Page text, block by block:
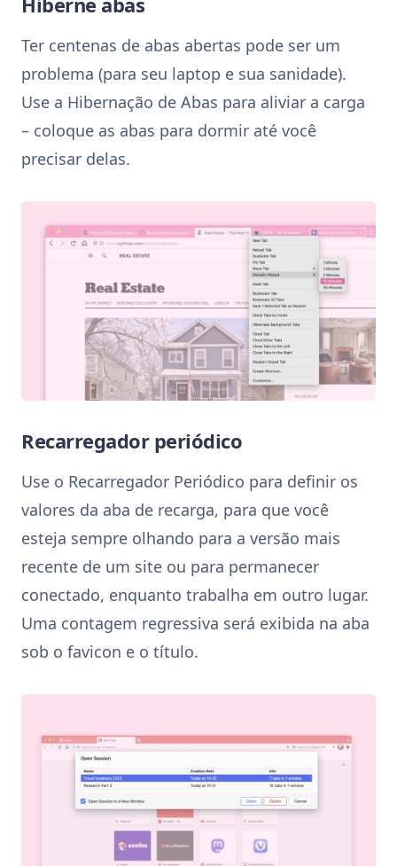
Ter centenas de abas abertas pode ser um
problema (para seu laptop e sua sanidade).
Use a Hibernação de Abas para aliviar a carga
– coloque as abas para dormir até você
precisar delas.
Recarregador periódico
Use o Recarregador Periódico para definir os
valores da aba de recarga, para que você
esteja sempre olhando para a versão mais
recente de um site ou para permanecer
conectado, enquanto trabalha em outro lugar.
Uma contagem regressiva será exibida na aba
sob o favicon e o título.